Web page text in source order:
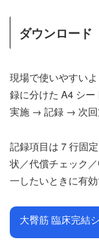
ダウンロード
現場で使いやすい
録に分けた A4 シ
実施 → 記録 → 次回
記録項目は 7 行固
状／代償チェック
一したいときに有効
大臀筋 臨床完結